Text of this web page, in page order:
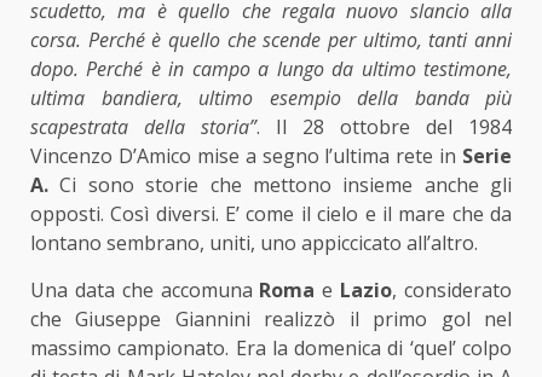
scudetto, ma è quello che regala nuovo slancio alla
corsa. Perché è quello che scende per ultimo, tanti anni
dopo. Perché è in campo a lungo da ultimo testimone,
ultima bandiera, ultimo esempio della banda più
scapestrata della storia”. Il 28 ottobre del 1984
Vincenzo D’Amico mise a segno l’ultima rete in Serie
A. Ci sono storie che mettono insieme anche gli
opposti. Così diversi. E’ come il cielo e il mare che da
lontano sembrano, uniti, uno appiccicato all’altro.
Una data che accomuna Roma e Lazio, considerato
che Giuseppe Giannini realizzò il primo gol nel
massimo campionato. Era la domenica di ‘quel’ colpo